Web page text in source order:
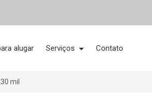
alugar Serviços Contato
mil